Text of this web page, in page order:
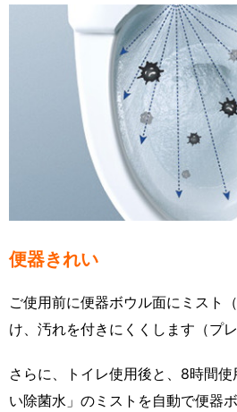
便器きれい
ご使用前に便器ボウル面にミスト
け、汚れを付きにくくします（プレ
さらに、トイレ使用後と、8時間
い除菌水」のミストを自動で便器